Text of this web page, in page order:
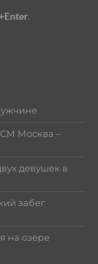
.
Москва –
девушек в
забег
на озере